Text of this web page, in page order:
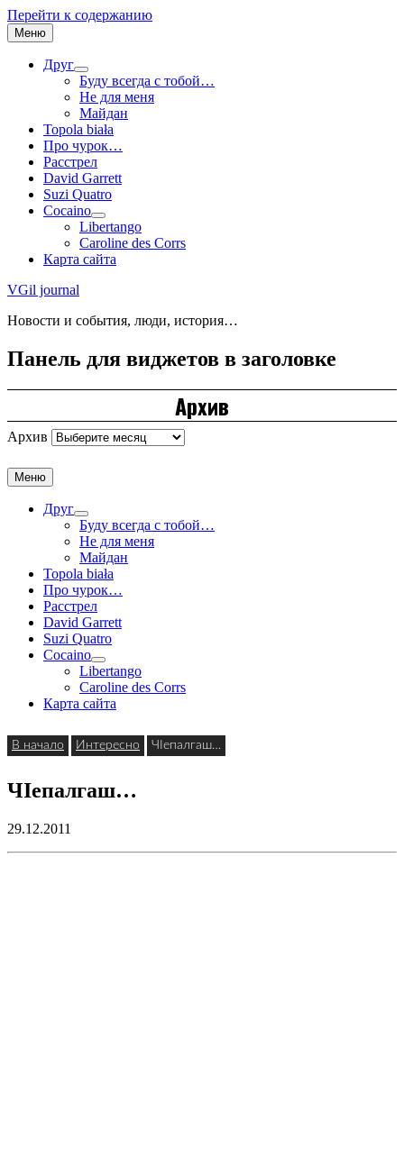
Перейти к содержанию
Меню
Друг
Буду всегда с тобой…
Не для меня
Майдан
Topola biała
Про чурок…
Расстрел
David Garrett
Suzi Quatro
Cocaino
Libertango
Caroline des Corrs
Карта сайта
VGil journal
Новости и события, люди, история…
Панель для виджетов в заголовке
Архив
Архив
Меню
Друг
Буду всегда с тобой…
Не для меня
Майдан
Topola biała
Про чурок…
Расстрел
David Garrett
Suzi Quatro
Cocaino
Libertango
Caroline des Corrs
Карта сайта
В начало Интересно ЧIепалгаш…
ЧIепалгаш…
29.12.2011